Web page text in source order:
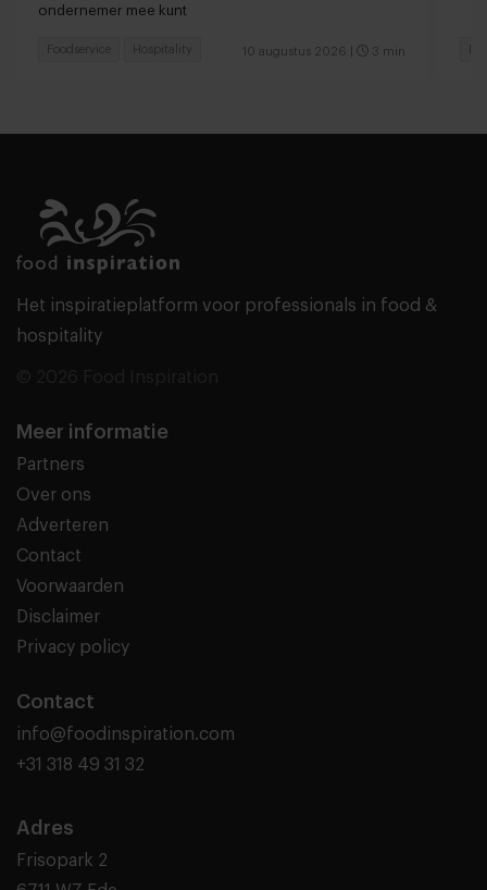
ondernemer mee kunt
10 augustus 2026 3 min
Foodservice Hospitality
Het inspiratieplatform voor professionals in food &
hospitality
Meer informatie
Partners
Over ons
Adverteren
Contact
Voorwaarden
Disclaimer
Privacy policy
Contact
info@foodinspiration.com
+31 318 49 31 32
Adres
Frisopark 2